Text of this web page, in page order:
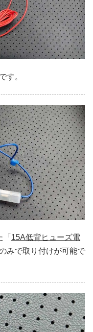
す。
15A低背ヒューズ電
みで取り付けが可能で